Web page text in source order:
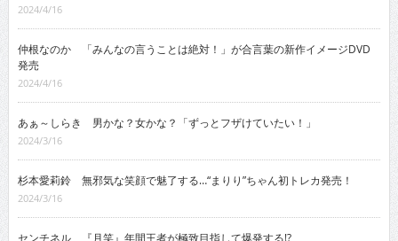
2024/4/16
仲根なのか 「みんなの言うことは絶対！」が合言葉の新作イメージDVD
発売
2024/4/16
あぁ～しらき 男かな？女かな？「ずっとフザけていたい！」
2024/3/16
杉本愛莉鈴 無邪気な笑顔で魅了する…“まりり”ちゃん初トレカ発売！
2024/3/16